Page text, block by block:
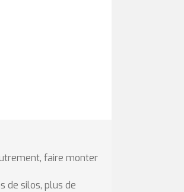
faire monter
de silos, plus de